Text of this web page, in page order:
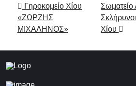
Πλοήγηση στα Άρθρα
Γηροκομείο Χίου
«ΖΩΡΖΗΣ
ΜΙΧΑΛΗΝΟΣ»
Χίου